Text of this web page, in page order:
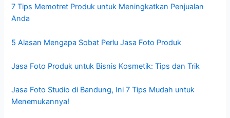
7 Tips Memotret Produk untuk Meningkatkan Penjualan
Anda
5 Alasan Mengapa Sobat Perlu Jasa Foto Produk
Jasa Foto Produk untuk Bisnis Kosmetik: Tips dan Trik
Jasa Foto Studio di Bandung, Ini 7 Tips Mudah untuk
Menemukannya!